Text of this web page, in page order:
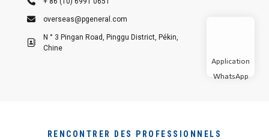
overseas@pgeneral.com
N ° 3 Pingan Road, Pinggu District, Pékin,
Chine
RENCONTRER DES PROFESSIONNELS
Application
WhatsApp